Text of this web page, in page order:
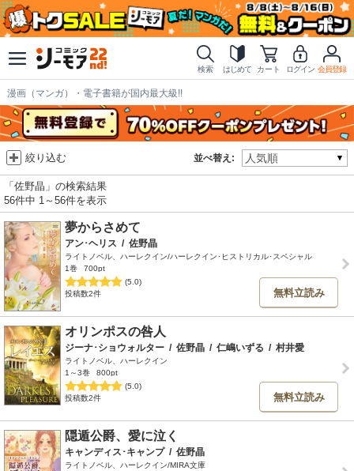
検索 はじめて カート ログイン 会員登録
漫画（マンガ）・電子書籍が国内最大級!!
並べ替え:
絞り込む
「佐野晶」の検索結果
56件中 1～56件を表示
夢からさめて
アン･ヘリス / 佐野晶
ライトノベル、ハーレクイン/ハーレクイン･ヒストリカル･スペシャル
1巻
700pt
(5.0)
投稿数2件
無料立読み
オリンポスの咎人
ジーナ･ショウォルター / 佐野晶 / 仁嶋いずる / 村井愛
ライトノベル、ハーレクイン
1～3巻
800pt
(5.0)
投稿数2件
無料立読み
隠遁公爵、愛に泣く
キャンディス･キャンプ / 佐野晶
ライトノベル、ハーレクイン/MIRA文庫